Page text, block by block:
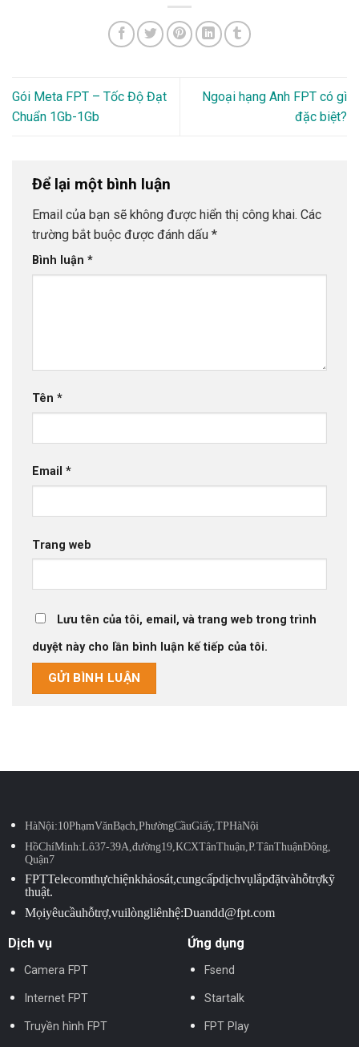
Gói Meta FPT – Tốc Độ Đạt
Chuẩn 1Gb-1Gb
Ngoại hạng Anh FPT có gì
đặc biệt?
Để lại một bình luận
Email của bạn sẽ không được hiển thị công khai. Các
trường bắt buộc được đánh dấu *
Bình luận *
Tên *
Email *
Trang web
Lưu tên của tôi, email, và trang web trong trình
duyệt này cho lần bình luận kế tiếp của tôi.
Hà Nội: 10 Phạm Văn Bạch, Phường Cầu Giấy, TP Hà Nội
Hồ Chí Minh: Lô 37-39A, đường 19, KCX Tân Thuận, P. Tân Thuận Đông,
Quận 7
FPT Telecom thực hiện khảo sát, cung cấp dịch vụ lắp đặt và hỗ trợ kỹ
thuật.
Mọi yêu cầu hỗ trợ, vui lòng liên hệ: Duandd@fpt.com
Dịch vụ
Camera FPT
Internet FPT
Truyền hình FPT
Ứng dụng
Fsend
Startalk
FPT Play